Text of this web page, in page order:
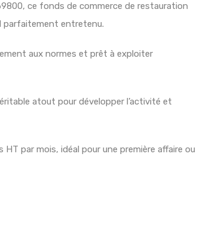
ce fonds de commerce de restauration
parfaitement entretenu.
aux normes et prêt à exploiter
atout pour développer l’activité et
par mois, idéal pour une première affaire ou